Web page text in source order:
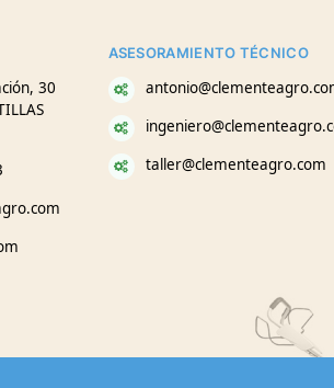
30
ASESORAMIENTO TÉCNICO
taller@clementeagro.com